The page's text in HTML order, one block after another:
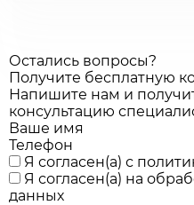
Остались вопросы?
Получите бесплатную
Напишите нам и
консультацию
Ваше имя
Телефон
Я согласен(а) с
Я согласен(а) на
данных